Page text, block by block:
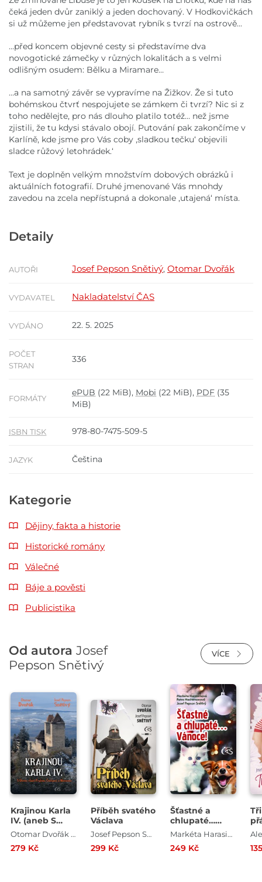
čeká jeden dvůr zaniklý a jeden dochovaný. V Hodkovičkách
si už můžeme jen představovat rybník s tvrzí na ostrově...
…před koncem objevné cesty si představíme dva
novogotické zámečky v různých lokalitách a s velmi
odlišným osudem: Bělku a Miramare…
…a na samotný závěr se vypravíme na Žižkov. Že si tuto
bohémskou čtvrť nespojujete se zámkem či tvrzí? Nic si z
toho nedělejte, pro nás dlouho platilo totéž… než jsme
zjistili, že tu kdysi stávalo obojí. Putování pak zakončíme v
Karlíně, kde jsme pro Vás coby ,sladkou tečku‘ objevili
sladce růžový letohrádek.‘
Text je doplněn velkým množstvím dobových obrázků i
aktuálních fotografií. Druhé jmenované Vás mnohdy
zavedou na zcela nepřístupná a dokonale ,utajená‘ místa.
Detaily
AUTOŘI Josef Pepson Snětivý, Otomar Dvořák
VYDAVATEL Nakladatelství ČAS
VYDÁNO 22. 5. 2025
POČET
STRAN
336
FORMÁTY
ePUB (22 MiB), Mobi (22 MiB), PDF (35
MiB)
ISBN TISK 978-80-7475-509-5
JAZYK Čeština
Kategorie
Dějiny, fakta a historie
Historické romány
Válečné
Báje a pověsti
Publicistika
Od autora Josef
Pepson Snětivý
VÍCE
Krajinou Karla
IV. (aneb S
Otcem vlasti
Čechami a
Otomar Dvořák , Josef Pepson Snětivý
279 Kč
Příběh svatého
Václava
Josef Pepson Snětivý , Otomar Dvořák
299 Kč
Šťastné a
chlupaté…
Vánoce!
Markéta Harasimová , Josef Pepson Snětivý , Petra Nachtmanová
249 Kč